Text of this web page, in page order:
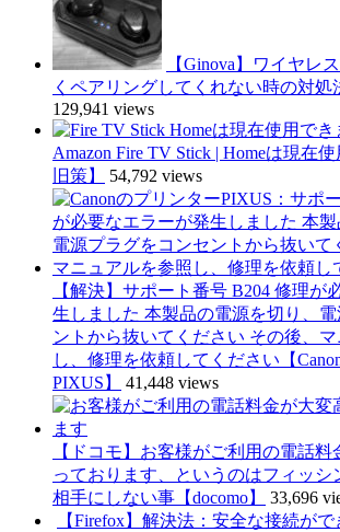
【Ginova】ワイヤレ
くペアリングしてくれない時の対処
129,941 views
Amazon Fire TV Stick | Homeは現在
旧策】
54,792 views
【解決】サポート番号 B204 修理が
生しました 本製品の電源を切り、
ントから抜いてください その後、
し、修理を依頼してください【
PIXUS】
41,448 views
【ドコモ】お客様がご利用の電話
っております、というのはフィッシ
相手にしない事【docomo】
33,696
【Firefox】解決法：安全な接続が